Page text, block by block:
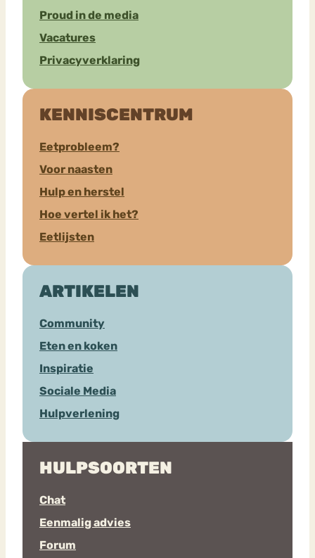
Proud in de media
Vacatures
Privacyverklaring
KENNISCENTRUM
Eetprobleem?
Voor naasten
Hulp en herstel
Hoe vertel ik het?
Eetlijsten
ARTIKELEN
Community
Eten en koken
Inspiratie
Sociale Media
Hulpverlening
HULPSOORTEN
Chat
Eenmalig advies
Forum